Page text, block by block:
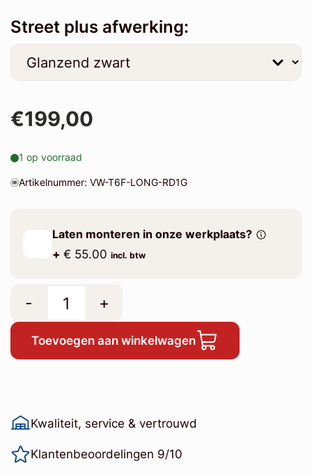
Street plus afwerking:
€199,00
1 op voorraad
Artikelnummer: VW-T6F-LONG-RD1G
Laten monteren in onze werkplaats?
+ € 55.00 incl. btw
- +
Toevoegen aan winkelwagen
Kwaliteit, service & vertrouwd
Klantenbeoordelingen 9/10